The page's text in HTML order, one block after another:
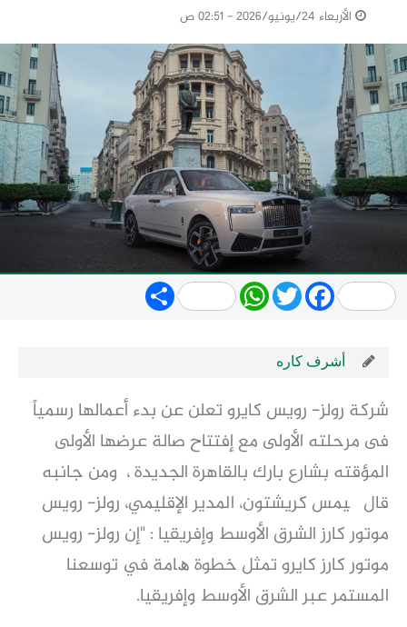
الأربعاء 24/يونيو/2026 - 02:51 ص
Share WhatsApp
TwitterFacebook
أشرف كاره
شركة رولز- رويس كايرو تعلن عن بدء أعمالها رسمياً
فى مرحلته الأولى مع إفتتاح صالة عرضها الأولى
المؤقته بشارع بارك بالقاهرة الجديدة ، ومن جانبه
قال ﭼﯿﻤﺲ ﻛﺮﯾﺸﺘﻮن، اﻟﻤﺪﯾﺮ اﻹﻗﻠﯿﻤﻲ، روﻟﺰ- روﯾﺲ
ﻣﻮﺗﻮر ﻛﺎرز اﻟﺸﺮق اﻷوﺳﻂ وإﻓﺮﯾﻘﯿﺎ : "إن روﻟﺰ- روﯾﺲ
ﻣﻮﺗﻮر ﻛﺎرز ﻛﺎﯾﺮو ﺗﻤﺜﻞ ﺧﻄﻮة ھﺎﻣﺔ ﻓﻲ ﺗﻮﺳﻌﻨﺎ
اﻟﻤﺴﺘﻤﺮ ﻋﺒﺮ اﻟﺸﺮق اﻷوﺳﻂ وإﻓﺮﯾﻘﯿﺎ.